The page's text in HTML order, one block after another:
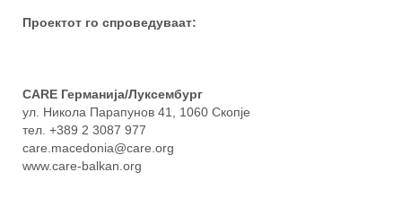
Проектот го спроведуваат:
CARE Германија/Луксембург
ул. Никола Парапунов 41
, 1060 Скопје
тел. +389 2 3087 977
care.macedonia@care.org
www.care-balkan.org